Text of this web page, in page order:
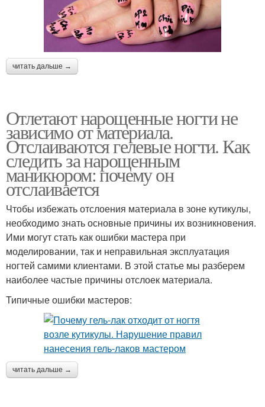
читать дальше →
Отлетают нарощенные ногти не
зависимо от материала.
Отслаиваются гелевые ногти. Как
следить за нарощенным
маникюром: почему он
отслаивается
Чтобы избежать отслоения материала в зоне кутикулы,
необходимо знать основные причины их возникновения.
Ими могут стать как ошибки мастера при
моделировании, так и неправильная эксплуатация
ногтей самими клиентами. В этой статье мы разберем
наиболее частые причины отслоек материала.
Типичные ошибки мастеров:
читать дальше →